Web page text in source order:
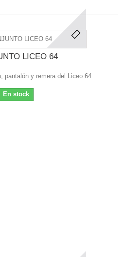
LICEO 64
pantalón y remera del Liceo 64
En stock